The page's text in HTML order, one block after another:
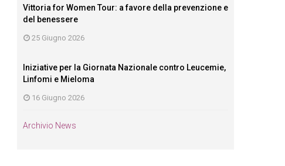
Vittoria for Women Tour: a favore della prevenzione e
del benessere
25 Giugno 2026
Iniziative per la Giornata Nazionale contro Leucemie,
Linfomi e Mieloma
16 Giugno 2026
Archivio News